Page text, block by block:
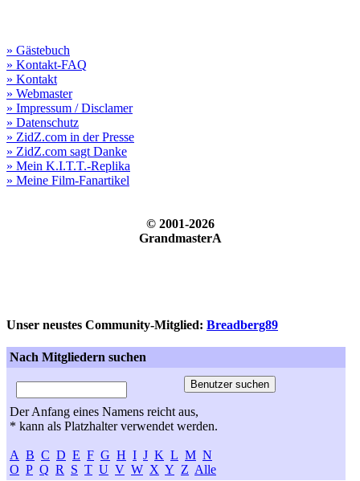
» Gästebuch
» Kontakt-FAQ
» Kontakt
» Webmaster
» Impressum / Disclamer
» Datenschutz
» ZidZ.com in der Presse
» ZidZ.com sagt Danke
» Mein K.I.T.T.-Replika
» Meine Film-Fanartikel
© 2001-2026
GrandmasterA
Unser neustes Community-Mitglied: Breadberg89
Nach Mitgliedern suchen
Der Anfang eines Namens reicht aus,
* kann als Platzhalter verwendet werden.
A B C D E F G H I J K L M N
O P Q R S T U V W X Y Z Alle